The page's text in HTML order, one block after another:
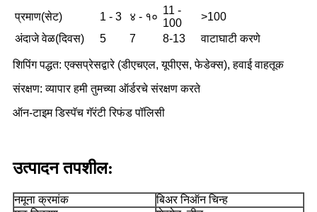
प्रमाण(सेट) 1 - 3 ४ - १०
11 -
100
>100
अंदाजे वेळ(दिवस)
5 7 8-13 वाटाघाटी करणे
शिपिंग पद्धत: एक्सप्रेसद्वारे (डीएचएल, यूपीएस, फेडेक्स), हवाई वाहतूक
संरक्षण: व्यापार हमी तुमच्या ऑर्डरचे संरक्षण करते
ऑन-टाइम डिस्पॅच गॅरंटी रिफंड पॉलिसी
उत्पादन तपशील:
नमूना क्रमांक
बिअर निऑन चिन्ह